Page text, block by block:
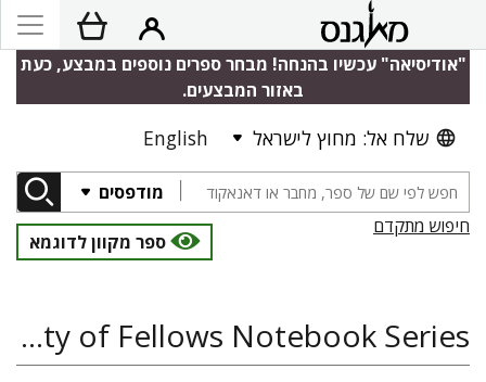
"אודיסיאה" עכשיו בהנחה! מבחר ספרים נוספים במבצע, כעת
באזור המבצעים.
שלח אל: מחוץ לישראל English
מודפסים
חיפוש מתקדם
ספר מקוון לדוגמא
Martin Buber Society of Fellows Notebook Series, פסיכולוגיה, סוציולוגיה ואנתרופולוגיה